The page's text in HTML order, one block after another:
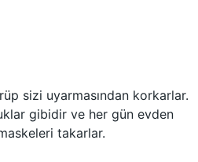
sizi uyarmasından korkarlar.
gibidir ve her gün evden
takarlar.